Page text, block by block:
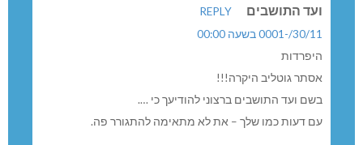
התושבים
REPLY
גוטליב היקרה!!!
ועד התושבים ברצוני להודיעך כי ….
דעות כמו שלך – את לא מתאימה להתגורר פה.